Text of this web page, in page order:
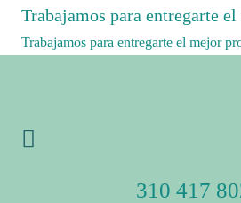
Trabajamos para entregarte
Trabajamos para entregarte el mejor
310 417